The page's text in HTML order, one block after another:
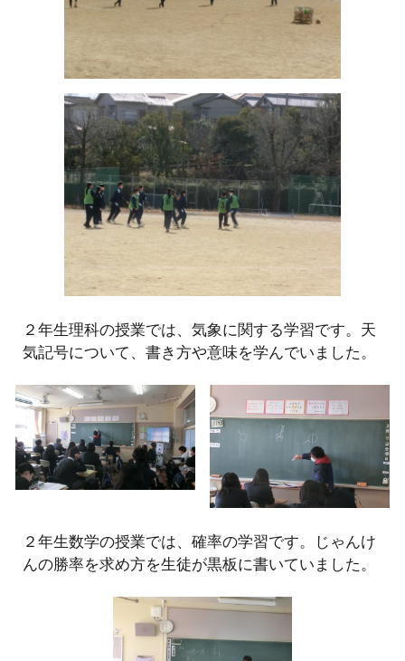
２年生理科の授業では、気象に関する学習です。天
気記号について、書き方や意味を学んでいました。
２年生数学の授業では、確率の学習です。じゃんけ
んの勝率を求め方を生徒が黒板に書いていました。